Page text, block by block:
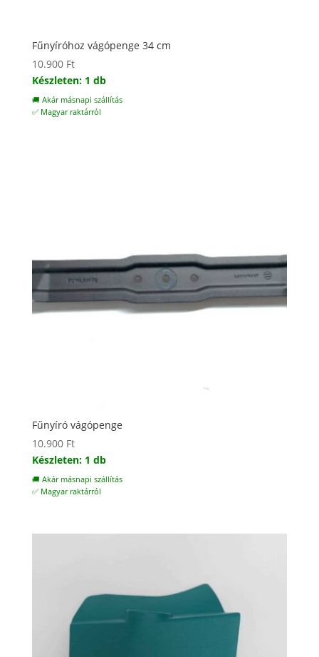
Fűnyíróhoz vágópenge 34 cm
10.900 Ft
Készleten: 1 db
🚚 Akár másnapi szállítás
✅ Magyar raktárról
Fűnyíró vágópenge
10.900 Ft
Készleten: 1 db
🚚 Akár másnapi szállítás
✅ Magyar raktárról